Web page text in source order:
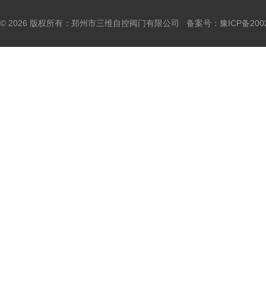
© 2026 版权所有：郑州市三维自控阀门有限公司 备案号： 豫ICP备